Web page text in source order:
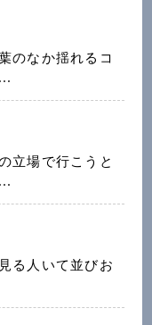
のなか揺れるコ
立場で行こうと
る人いて並びお